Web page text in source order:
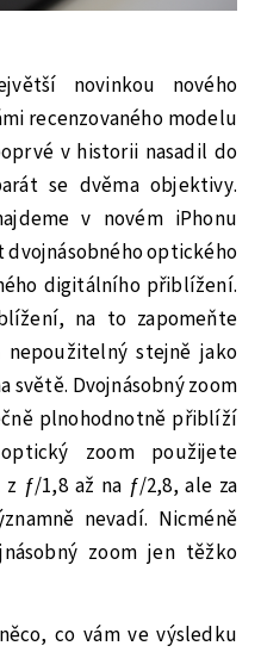
novinkou nového
recenzovaného modelu
v historii nasadil do
se dvěma objektivy.
v novém iPhonu
optického
digitálního přiblížení.
na to zapomeňte
stejně jako
světě. Dvojnásobný zoom
plnohodnotně přiblíží
zoom použijete
ƒ/1,8 až na ƒ/2,8, ale za
nevadí. Nicméně
zoom jen těžko
co vám ve výsledku